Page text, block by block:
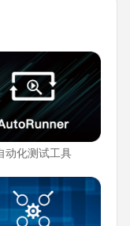
动化测试工具